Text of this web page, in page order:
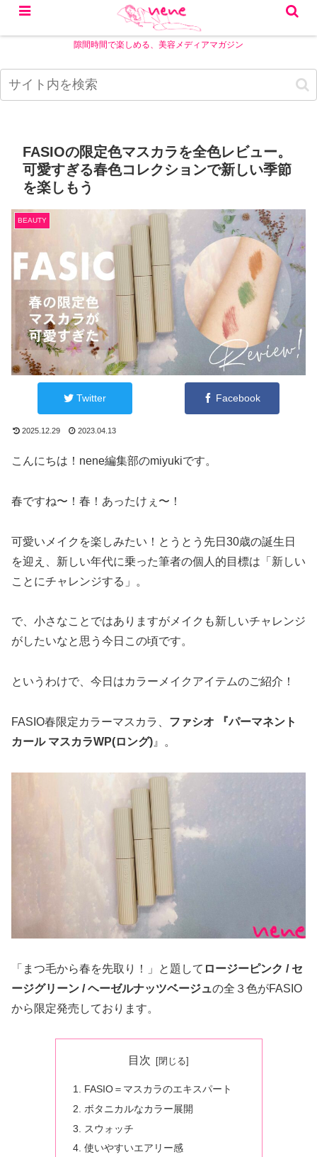
隙間時間で楽しめる、美容メディアマガジン
FASIOの限定色マスカラを全色レビュー。
可愛すぎる春色コレクションで新しい季節
を楽しもう
BEAUTY
Twitter Facebook
2025.12.29 2023.04.13
こんにちは！nene編集部のmiyukiです。
春ですね〜！春！あったけぇ〜！
可愛いメイクを楽しみたい！とうとう先日30歳の誕生日
を迎え、新しい年代に乗った筆者の個人的目標は「新しい
ことにチャレンジする」。
で、小さなことではありますがメイクも新しいチャレンジ
がしたいなと思う今日この頃です。
というわけで、今日はカラーメイクアイテムのご紹介！
FASIO春限定カラーマスカラ、 ファシオ 『パーマネント
カール マスカラWP(ロング) 』。
「まつ毛から春を先取り！」と題して ロージーピンク / セ
ージグリーン / ヘーゼルナッツベージュの全３色がFASIO
から限定発売しております。
目次
FASIO＝マスカラのエキスパート
ボタニカルなカラー展開
スウォッチ
使いやすいエアリー感